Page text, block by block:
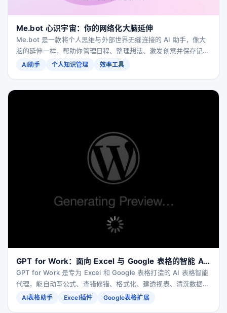
Me.bot 心识宇宙：你的网络化大脑延伸
Me.bot 是一款将个人思维与外部世界无缝连接的 AI 助手，像大
脑的延伸一样，帮助你管理日程、整理想法、激发创意并保存记
忆，让智能真正融入你的日常生活。
AI助手 个人知识管理 效率工具
GPT for Work：面向 Excel 与 Google 表格的智能 AI
表格助手
GPT for Work 是专为 Excel 和 Google 表格打造的 AI 表格智能
代理，能自动写公式、查错修错、格式化、建透视表、清洗数据、
翻译与批量逐行处理等，大幅提升表格办公效率。按使用量付费，
AI表格助手 Excel插件 Google表格扩展